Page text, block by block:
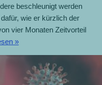
beschleunigt werden
wie er kürzlich der
vier Monaten Zeitvorteil
»